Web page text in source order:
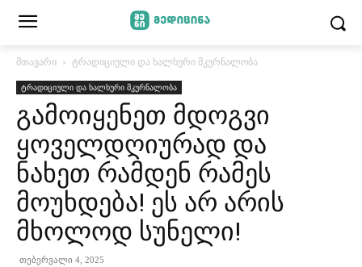
მთავარი ტრადიციული და ხალხური მკურნალობა
ტრადიციული და ხალხური მკურნალობა
გამოიყენეთ მდოგვი
ყოველდღიურად და
ნახეთ რამდენ რამეს
მოუხდება! ეს არ არის
მხოლოდ სუნელი!
თებერვალი 4, 2025